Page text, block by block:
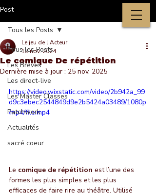
Post
Tous les Posts
Les Brèves
Les direct-live
Les Master Classes
Patchwork
Actualités
sacré coeur
Tous les Posts
Le comique De répétition
Le jeu de l'Acteur
18 nov. 2024
Dernière mise à jour : 25 nov. 2025
https://video.wixstatic.com/video/2b942a_99
d9c3ebec2544849d9e2b5424a03489/1080p
/mp4/file.mp4
Le comique de répétition est l’une des
formes les plus simples et les plus
efficaces de faire rire au théâtre. Utilisé